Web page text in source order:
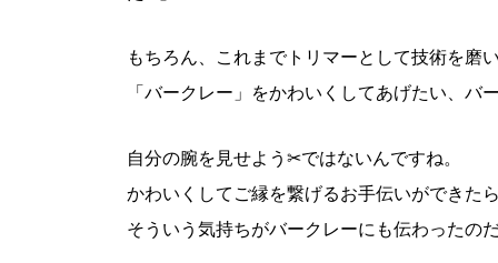
もちろん、これまでトリマーとして技術を磨
「バークレー」をかわいくしてあげたい、
自分の腕を見せよう✂︎ではないんですね。
かわいくしてご縁を繋げるお手伝いができた
そういう気持ちがバークレーにも伝わったの